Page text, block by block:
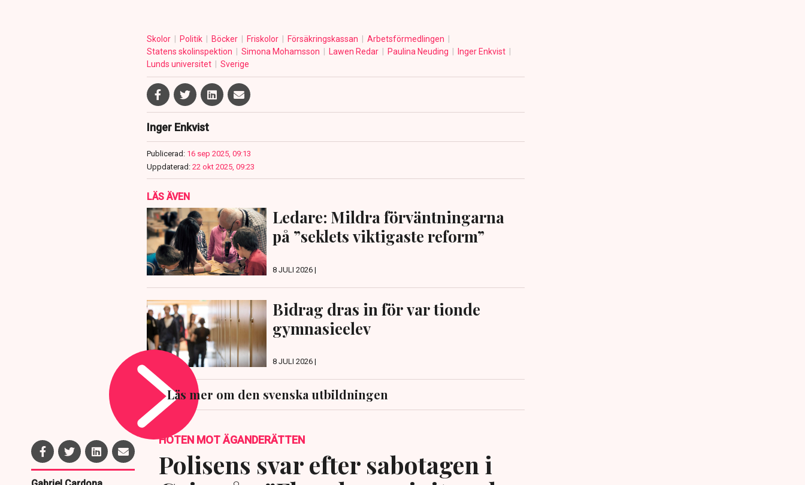
Skolor Politik Böcker Friskolor Försäkringskassan
Arbetsförmedlingen
Statens skolinspektion
Simona Mohamsson Lawen Redar Paulina Neuding
Inger Enkvist
Lunds universitet
Sverige
Inger Enkvist
Publicerad: 16 sep 2025, 09:13
Uppdaterad: 22 okt 2025, 09:23
LÄS ÄVEN
Ledare: Mildra förväntningarna
på ”seklets viktigaste reform”
8 JULI 2026 |
Bidrag dras in för var tionde
gymnasieelev
8 JULI 2026 |
Läs mer om den svenska utbildningen
HOTEN MOT ÄGANDERÄTTEN
Polisens svar efter sabotagen i